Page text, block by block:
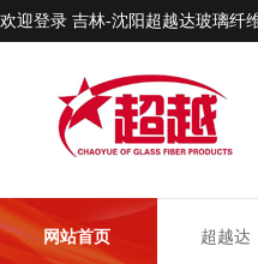
欢迎登录 吉林-沈阳超越达玻璃纤
网站首页 超越达